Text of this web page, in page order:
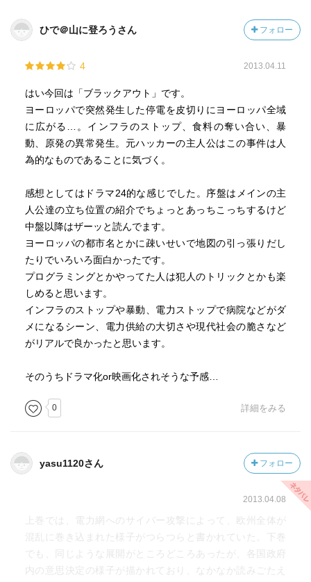
ひで＠山に登ろうさん フォロー
4 2013.04.11
はい今回は「ブラックアウト」です。
ヨーロッパで突然発生した停電を皮切りにヨーロッパ全域
に広がる…。インフラのストップ、食料の奪い合い、暴
動、原発の異常発生。元ハッカーの主人公はこの事件は人
為的なものであることに気づく。
感想としてはドラマ24的な感じでした。序盤はメインの主
人公達の立ち位置の紹介でちょっとあっちこっちするけど
中盤以降はザーッと読んでます。
ヨーロッパの都市名とかに疎いせいで地図の引っ張りだし
たりでいろいろ面白かったです。
プログラミングとかやってた人は犯人のトリックとかも楽
しめると思います。
インフラのストップや暴動、電力ストップで病院などがダ
メになるシーン、電力供給の大切さや現代社会の脆さなど
がリアルで良かったと思います。
そのうちドラマ化or映画化されそうな予感…
0 詳細をみる
yasu1120さん フォロー
2013.04.08
上巻では、電力網へのサイバー攻撃によって、欧州全体が
混乱に巻き込まれた様子がつらつらと書かれていた。下巻
でも、同じような展開がところどころあったが、各国政府
内の意思決定の様子が描かれており、なかなか読みごたえ